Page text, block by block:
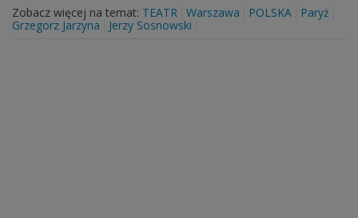
Zobacz więcej na temat: TEATR Warszawa POLSKA
Paryż
Grzegorz Jarzyna
Jerzy Sosnowski